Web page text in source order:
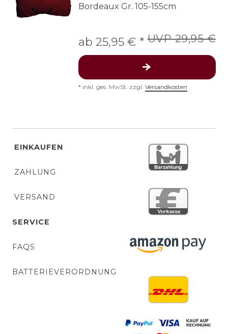
Bordeaux Gr. 105-155cm
UVP 29,95 €
ab 25,95 € *
* inkl. ges. MwSt. zzgl. Versandkosten
EINKAUFEN
ZAHLUNG
VERSAND
SERVICE
FAQS
BATTERIEVERORDNUNG